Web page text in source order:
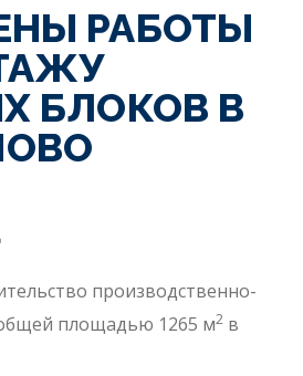
РАБОТЫ
БЛОКОВ В
производственно-
общей площадью 1265 м2 в